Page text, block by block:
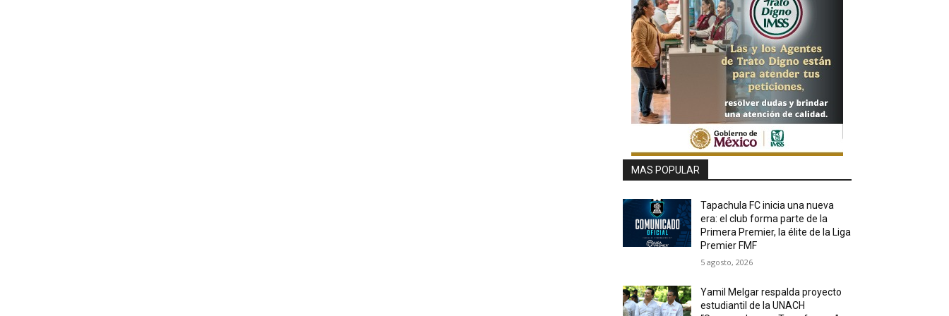
MAS POPULAR
Tapachula FC inicia una nueva
era: el club forma parte de la
Primera Premier, la élite de la Liga
Premier FMF
5 agosto, 2026
Yamil Melgar respalda proyecto
estudiantil de la UNACH